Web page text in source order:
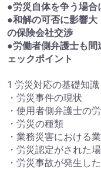
●労災自体を争う場合
●和解の可否に影響
の保険会社交渉
●労働者側弁護士も
ェックポイント
1 労災対応の基礎知識
・労災事件の現状
・使用者側弁護士の
・労災の種類
・業務災害における
・労災認定がされた
・労災事故が発生し